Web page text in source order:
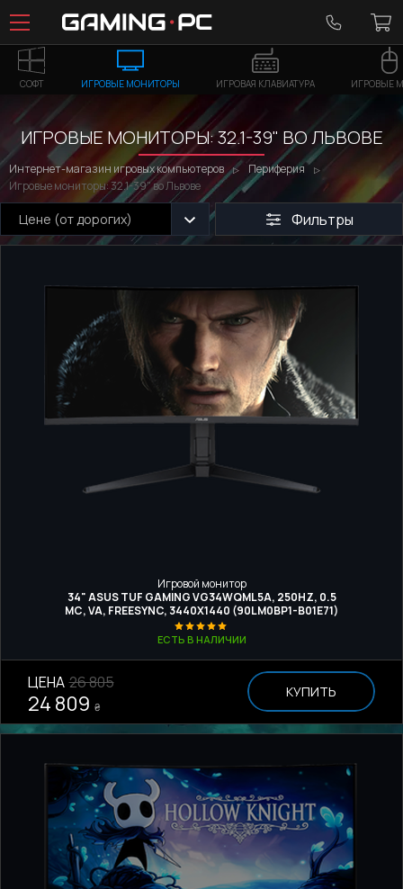
СОФТ ИГРОВЫЕ МОНИТОРЫ ИГРОВАЯ КЛАВИАТУРА ИГРОВЫЕ
ИГРОВЫЕ МОНИТОРЫ: 32.1-39" ВО ЛЬВОВЕ
Интернет-магазин игровых компьютеров
Периферия
Игровые мониторы: 32.1-39" во Львове
Цене (от дорогих) Фильтры
Игровой монитор
34" ASUS TUF GAMING VG34WQML5A, 250HZ, 0.5
МС, VA, FREESYNC, 3440X1440 (90LM0BP1-B01E71)
ЕСТЬ В НАЛИЧИИ
ЦЕНА 26 805
24 809 ₴
КУПИТЬ